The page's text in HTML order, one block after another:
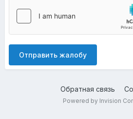
Отправить жалобу
Обратная связь
Powered by Invision